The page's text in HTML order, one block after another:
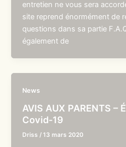
entretien ne vous sera
site reprend énormément de
questions dans sa partie
également de
News
AVIS AUX PARENTS –
Covid-19
Driss /13 mars 2020